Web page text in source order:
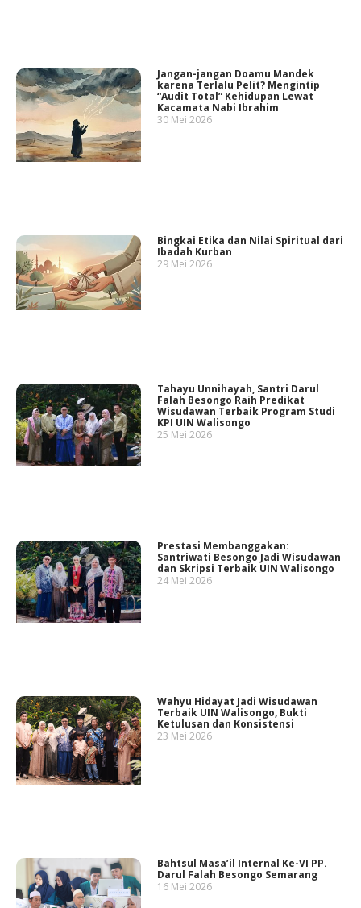
Jangan-jangan Doamu Mandek
karena Terlalu Pelit? Mengintip
“Audit Total” Kehidupan Lewat
Kacamata Nabi Ibrahim
30 Mei 2026
Bingkai Etika dan Nilai Spiritual dari
Ibadah Kurban
29 Mei 2026
Tahayu Unnihayah, Santri Darul
Falah Besongo Raih Predikat
Wisudawan Terbaik Program Studi
KPI UIN Walisongo
25 Mei 2026
Prestasi Membanggakan:
Santriwati Besongo Jadi Wisudawan
dan Skripsi Terbaik UIN Walisongo
24 Mei 2026
Wahyu Hidayat Jadi Wisudawan
Terbaik UIN Walisongo, Bukti
Ketulusan dan Konsistensi
23 Mei 2026
Bahtsul Masa’il Internal Ke-VI PP.
Darul Falah Besongo Semarang
16 Mei 2026